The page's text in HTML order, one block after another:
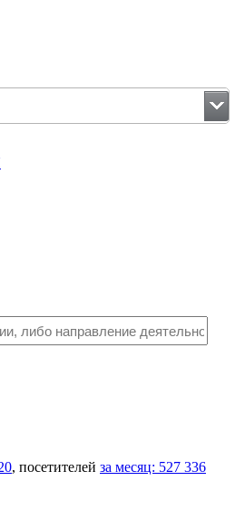
, посетителей за месяц: 527 336